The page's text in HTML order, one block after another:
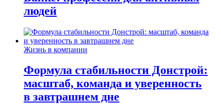
людей
Жизнь в компании
Формула стабильности Донстрой:
масштаб, команда и уверенность
в завтрашнем дне